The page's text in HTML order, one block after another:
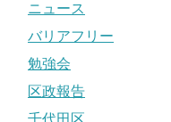
ニュース
バリアフリー
勉強会
区政報告